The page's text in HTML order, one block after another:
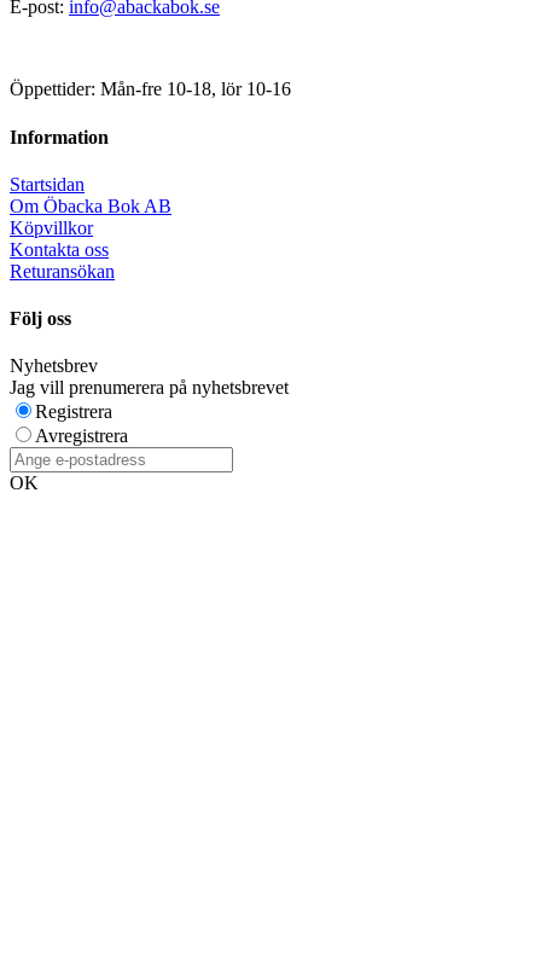
E-post: info@abackabok.se
Öppettider: Mån-fre 10-18, lör 10-16
Information
Startsidan
Om Öbacka Bok AB
Köpvillkor
Kontakta oss
Returansökan
Följ oss
Nyhetsbrev
Jag vill prenumerera på nyhetsbrevet
Registrera
Avregistrera
OK